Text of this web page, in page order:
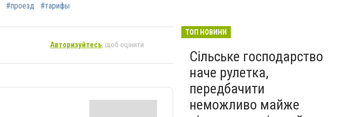
#проезд #тарифы
Авторизуйтесь, щоб оцінити
ТОП НОВИНИ
Сільське господарство
наче рулетка,
передбачити
неможливо майже